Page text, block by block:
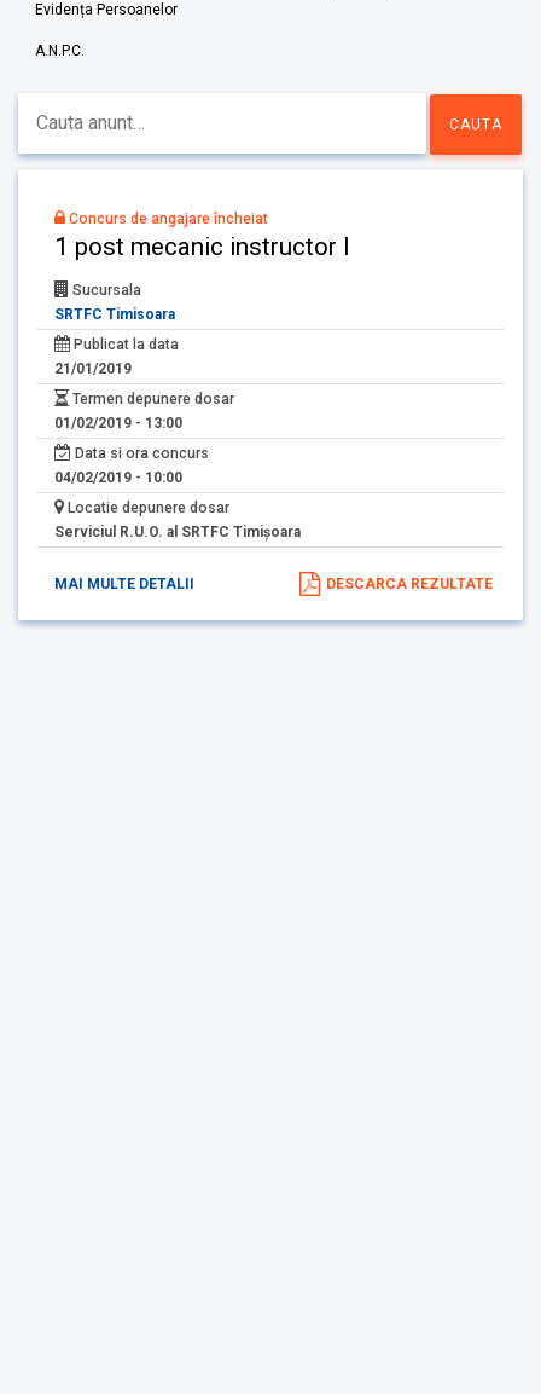
Evidența Persoanelor
A.N.P.C.
Concurs de angajare încheiat
1 post mecanic instructor I
Sucursala
SRTFC Timisoara
Publicat la data
21/01/2019
Termen depunere dosar
01/02/2019 - 13:00
Data si ora concurs
04/02/2019 - 10:00
Locatie depunere dosar
Serviciul R.U.O. al SRTFC Timişoara
MAI MULTE DETALII DESCARCA REZULTATE